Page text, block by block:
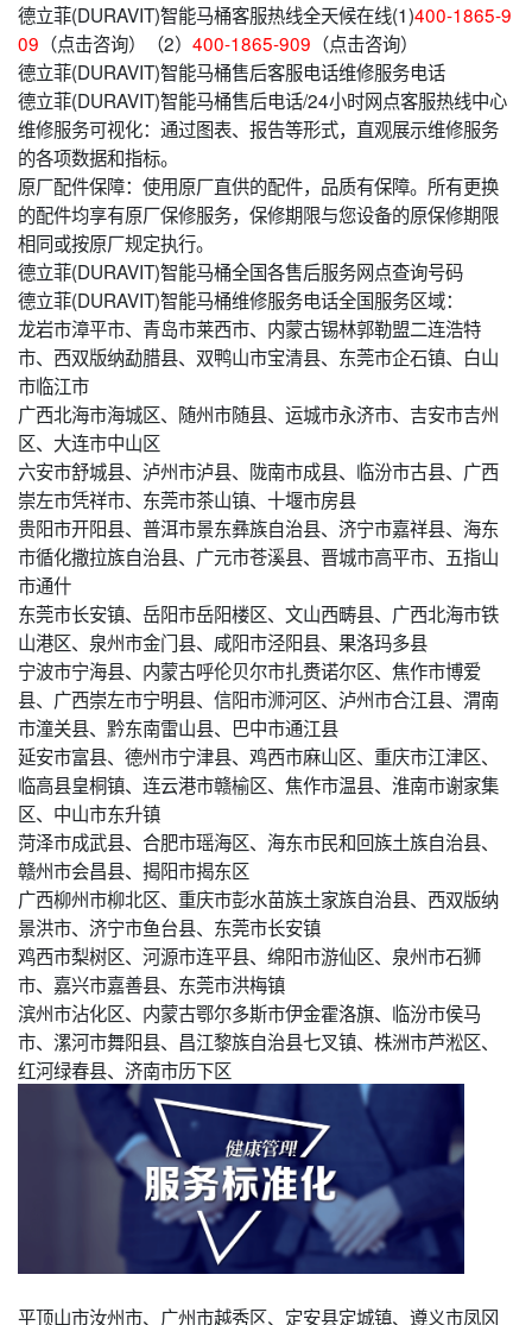
德立菲(DURAVIT)智能马桶客服热线全天候在线(1)400-1865-9
09 （点击咨询）（2） 400-1865-909 （点击咨询）
德立菲(DURAVIT)智能马桶售后客服电话维修服务电话
德立菲(DURAVIT)智能马桶售后电话/24小时网点客服热线中心
维修服务可视化：通过图表、报告等形式，直观展示维修服务
的各项数据和指标。
原厂配件保障：使用原厂直供的配件，品质有保障。所有更换
的配件均享有原厂保修服务，保修期限与您设备的原保修期限
相同或按原厂规定执行。
德立菲(DURAVIT)智能马桶全国各售后服务网点查询号码
德立菲(DURAVIT)智能马桶维修服务电话全国服务区域：
龙岩市漳平市、青岛市莱西市、内蒙古锡林郭勒盟二连浩特
市、西双版纳勐腊县、双鸭山市宝清县、东莞市企石镇、白山
市临江市
广西北海市海城区、随州市随县、运城市永济市、吉安市吉州
区、大连市中山区
六安市舒城县、泸州市泸县、陇南市成县、临汾市古县、广西
崇左市凭祥市、东莞市茶山镇、十堰市房县
贵阳市开阳县、普洱市景东彝族自治县、济宁市嘉祥县、海东
市循化撒拉族自治县、广元市苍溪县、晋城市高平市、五指山
市通什
东莞市长安镇、岳阳市岳阳楼区、文山西畴县、广西北海市铁
山港区、泉州市金门县、咸阳市泾阳县、果洛玛多县
宁波市宁海县、内蒙古呼伦贝尔市扎赉诺尔区、焦作市博爱
县、广西崇左市宁明县、信阳市浉河区、泸州市合江县、渭南
市潼关县、黔东南雷山县、巴中市通江县
延安市富县、德州市宁津县、鸡西市麻山区、重庆市江津区、
临高县皇桐镇、连云港市赣榆区、焦作市温县、淮南市谢家集
区、中山市东升镇
菏泽市成武县、合肥市瑶海区、海东市民和回族土族自治县、
赣州市会昌县、揭阳市揭东区
广西柳州市柳北区、重庆市彭水苗族土家族自治县、西双版纳
景洪市、济宁市鱼台县、东莞市长安镇
鸡西市梨树区、河源市连平县、绵阳市游仙区、泉州市石狮
市、嘉兴市嘉善县、东莞市洪梅镇
滨州市沾化区、内蒙古鄂尔多斯市伊金霍洛旗、临汾市侯马
市、漯河市舞阳县、昌江黎族自治县七叉镇、株洲市芦淞区、
红河绿春县、济南市历下区
平顶山市汝州市、广州市越秀区、定安县定城镇、遵义市凤冈